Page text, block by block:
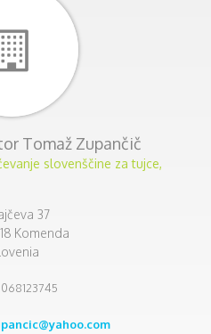
Tomaž Zupančič
slovenščine za tujce,
37
Komenda
068123745